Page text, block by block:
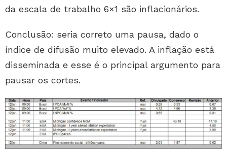
da escala de trabalho 6×1 são inflacionários.
Conclusão: seria correto uma pausa, dado o
índice de difusão muito elevado. A inflação está
disseminada e esse é o principal argumento para
pausar os cortes.